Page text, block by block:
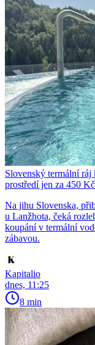
Slovenský termální ráj
prostředí jen za 450
Na jihu Slovenska,
u Lanžhota, čeká
koupání v termální
zábavou.
Kapitalio
dnes, 11:25
8 min